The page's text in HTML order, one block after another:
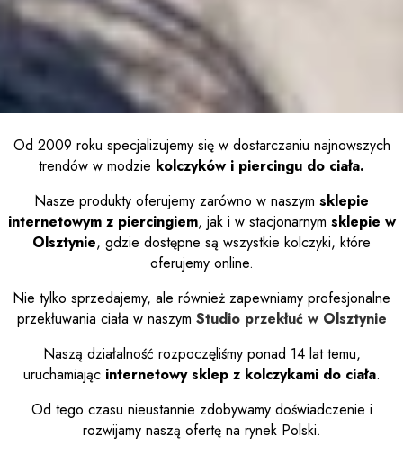
Od 2009 roku specjalizujemy się w dostarczaniu najnowszych
trendów w modzie kolczyków i piercingu do ciała.
Nasze produkty oferujemy zarówno w naszym sklepie
internetowym z piercingiem, jak i w stacjonarnym sklepie w
Olsztynie, gdzie dostępne są wszystkie kolczyki, które
oferujemy online.
Nie tylko sprzedajemy, ale również zapewniamy profesjonalne
przekłuwania ciała w naszym Studio przekłuć w Olsztynie
Naszą działalność rozpoczęliśmy ponad 14 lat temu,
uruchamiając internetowy sklep z kolczykami do ciała.
Od tego czasu nieustannie zdobywamy doświadczenie i
rozwijamy naszą ofertę na rynek Polski.